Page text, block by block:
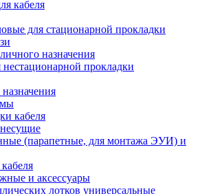
кабеля
для стационарной прокладки
назначения
прокладки
кабеля
(парапетные, для монтажа ЭУИ) и
и аксессуары
лотков универсальные